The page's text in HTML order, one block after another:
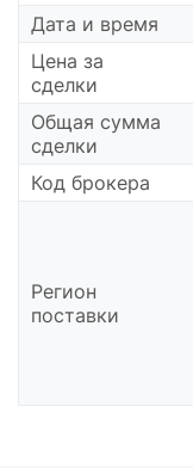
Дата и время
Цена за
сделки
Общая сумма
сделки
Код брокера
Регион
поставки